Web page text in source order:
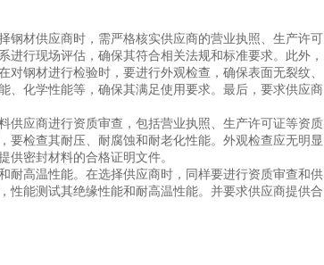
钢材供应商时，需严格核实供应商的营业执照、生产许可
行现场评估，确保其符合相关法规和标准要求。此外，
钢材进行检验时，要进行外观检查，确保表面无裂纹、
、化学性能等，确保其满足使用要求。最后，要求供应商
供应商进行资质审查，包括营业执照、生产许可证等资质
检查其耐压、耐腐蚀和耐老化性能。外观检查应无明显
密封材料的合格证明文件。
耐高温性能。在选择供应商时，同样要进行资质审查和供
性能测试其绝缘性能和耐高温性能。并要求供应商提供合